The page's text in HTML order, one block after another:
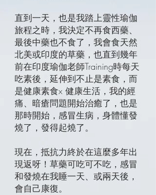
直到一天，也是我踏上靈性瑜伽
旅程之時，我決定不再食西藥、
最後中藥也不食了，我會食天然
北美或印度的草藥，也直到幾年
前在印度瑜伽老師Training時每天
吃素後，延伸到不止是素食，而
是健康素食x 健康生活，我的經
痛、暗瘡問題開始治癒了，也是
那時開始，感冒生病，身體懂發
燒了，發得起燒了。
現在，抵抗力終於在這麼多年出
現返呀！草藥可吃可不吃，感冒
和發燒在我睡一天、或兩天後，
會自己康復。